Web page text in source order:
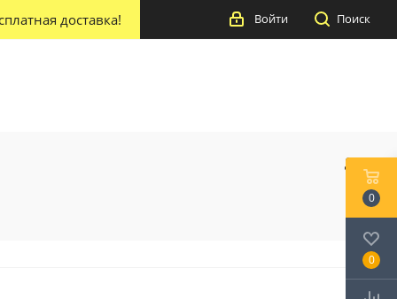
доставка! Поиск
Войти
0
0